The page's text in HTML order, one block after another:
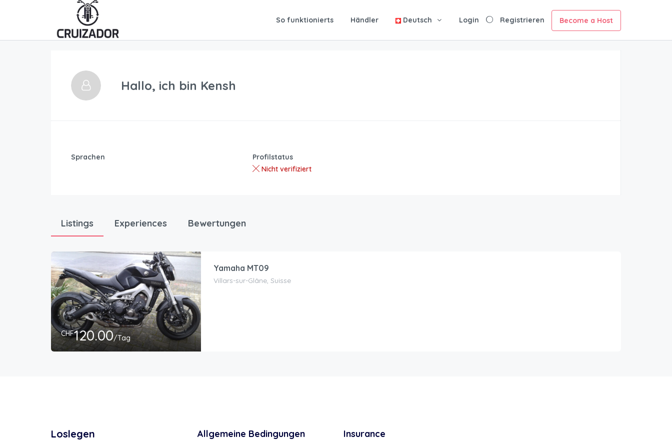
So funktionierts Händler Deutsch Login Registrieren Become a Host
Hallo, ich bin Kensh
Sprachen
Profilstatus
Nicht verifiziert
Listings Experiences Bewertungen
CHF120.00/Tag
Yamaha MT09
Villars-sur-Glâne, Suisse
Loslegen Allgemeine Bedingungen Insurance